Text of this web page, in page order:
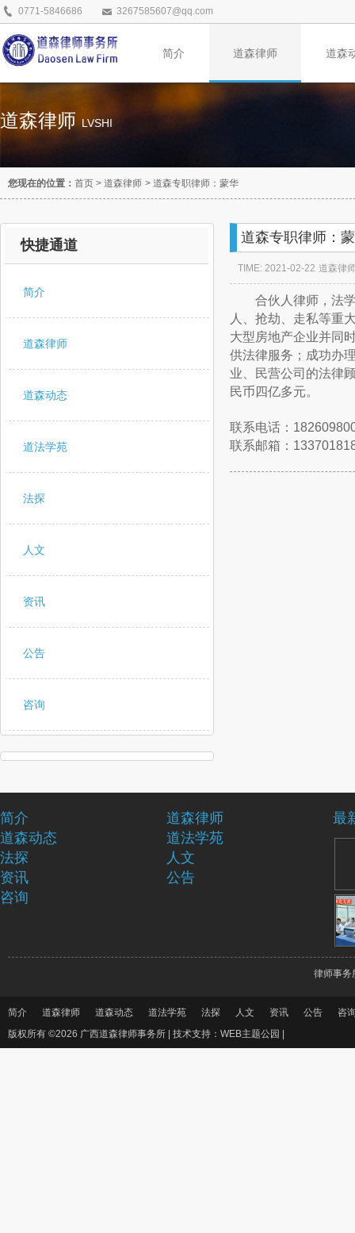
0771-5846686 3267585607@qq.com
简介 道森律师 道森
道森律师LVSHI
您现在的位置： 首页 > 道森律师 > 道森专职律师：蒙华
快捷通道
简介
道森律师
道森动态
道法学苑
法探
人文
资讯
公告
咨询
道森专职律师：
TIME: 2021-02-22 道森律
合伙人律师，法学
人、抢劫、走私等重
大型房地产企业并同
供法律服务；成功办
业、民营公司的法律
民币四亿多元。
联系电话：
联系邮箱：
简介
道森律师
道森动态
道法学苑
法探
人文
资讯
公告
咨询
最
律师事务
简介 道森律师 道森动态 道法学苑 法探 人文 资讯 公告
咨
版权所有 ©2026 广西道森律师事务所 | 技术支持：WEB主题公园